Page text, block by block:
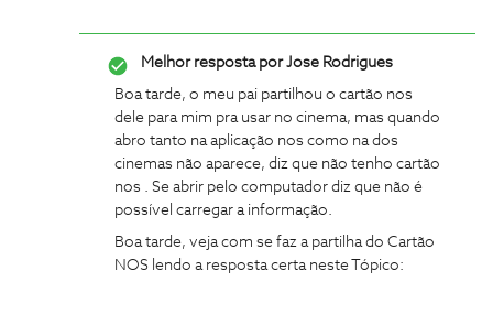
Melhor resposta porJose Rodrigues
Boa tarde, o meu pai partilhou o cartão nos
dele para mim pra usar no cinema, mas quando
abro tanto na aplicação nos como na dos
cinemas não aparece, diz que não tenho cartão
nos . Se abrir pelo computador diz que não é
possível carregar a informação.
Boa tarde, veja com se faz a partilha do Cartão
NOS lendo a resposta certa neste Tópico: